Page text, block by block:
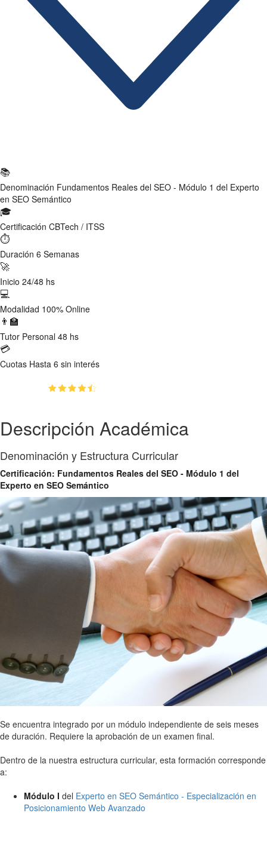
📚
Denominación Fundamentos Reales del SEO - Módulo 1 del Experto
en SEO Semántico
🎓
Certificación CBTech / ITSS
⏱
Duración 6 Semanas
🚀
Inicio 24/48 hs
💻
Modalidad 100% Online
👨‍🏫
Tutor Personal 48 hs
💳
Cuotas Hasta 6 sin interés
Descripción Académica
Denominación y Estructura Curricular
Certificación: Fundamentos Reales del SEO - Módulo 1 del
Experto en SEO Semántico
Se encuentra integrado por un módulo independiente de seis meses
de duración. Requiere la aprobación de un examen final.
Dentro de la nuestra estructura curricular, esta formación corresponde
a:
Módulo I del Experto en SEO Semántico - Especialización en
Posicionamiento Web Avanzado